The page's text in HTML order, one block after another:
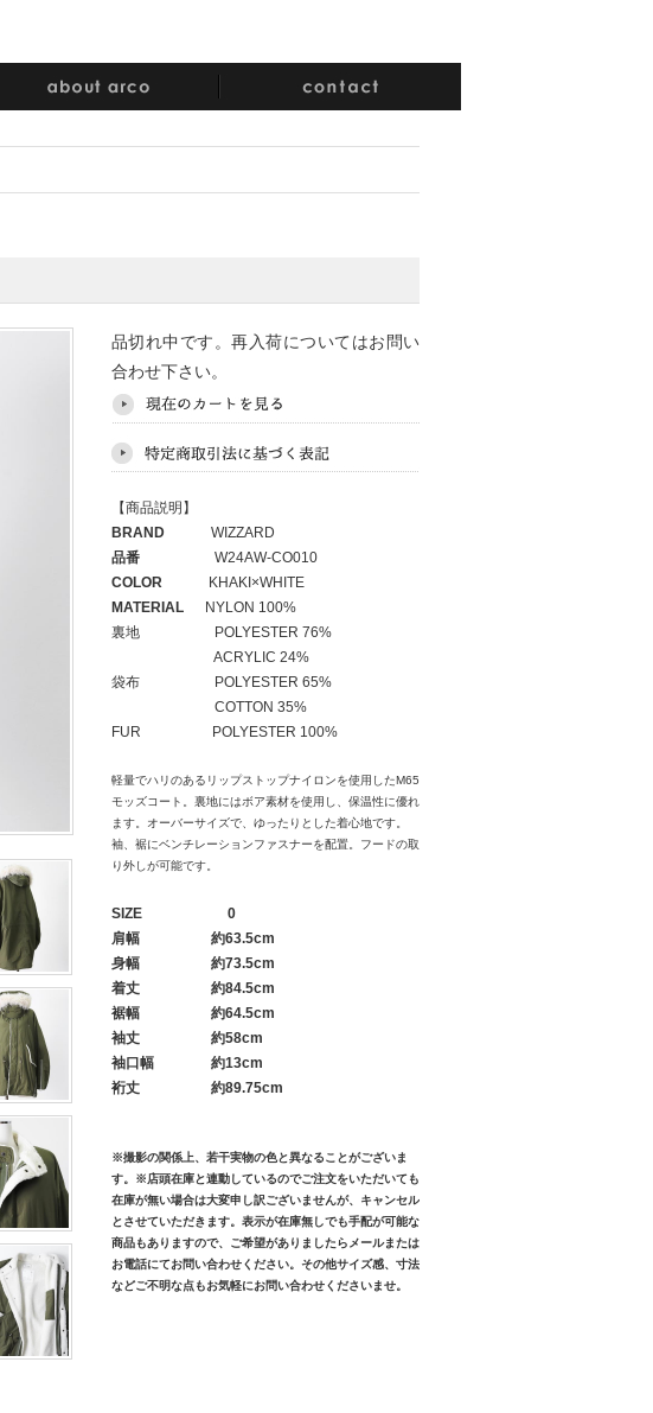
品切れ中です。再入荷についてはお問い
合わせ下さい。
【商品説明】
BRAND WIZZARD
品番 W24AW-CO010
COLOR KHAKI×WHITE
MATERIAL NYLON 100%
裏地 POLYESTER 76%
ACRYLIC 24%
袋布 POLYESTER 65%
COTTON 35%
FUR POLYESTER 100%
軽量でハリのあるリップストップナイロンを使用したM65
モッズコート。裏地にはボア素材を使用し、保温性に優れ
ます。オーバーサイズで、ゆったりとした着心地です。
袖、裾にベンチレーションファスナーを配置。フードの取
り外しが可能です。
SIZE
0
肩幅 約63.5cm
身幅 約73.5cm
着丈 約84.5cm
裾幅 約64.5cm
袖丈 約58cm
袖口幅 約13cm
裄丈 約89.75cm
※撮影の関係上、若干実物の色と異なることがございま
す。※店頭在庫と連動しているのでご注文をいただいても
在庫が無い場合は大変申し訳ございませんが、キャンセル
とさせていただきます。表示が在庫無しでも手配が可能な
商品もありますので、ご希望がありましたらメールまたは
お電話にてお問い合わせください。その他サイズ感、寸法
などご不明な点もお気軽にお問い合わせくださいませ。